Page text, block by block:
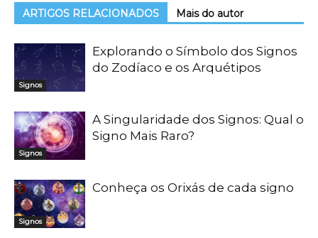
ARTIGOS RELACIONADOS Mais do autor
Signos
Explorando o Símbolo dos Signos
do Zodíaco e os Arquétipos
Signos
A Singularidade dos Signos: Qual o
Signo Mais Raro?
Signos
Conheça os Orixás de cada signo